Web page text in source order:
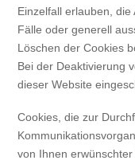
Einzelfall erlauben,
Fälle oder generell
Löschen der Cookies
Bei der Deaktivierung
dieser Website
Cookies, die zur
von Ihnen